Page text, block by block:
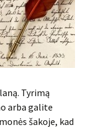
Tyrimą
arba galite
šakoje, kad